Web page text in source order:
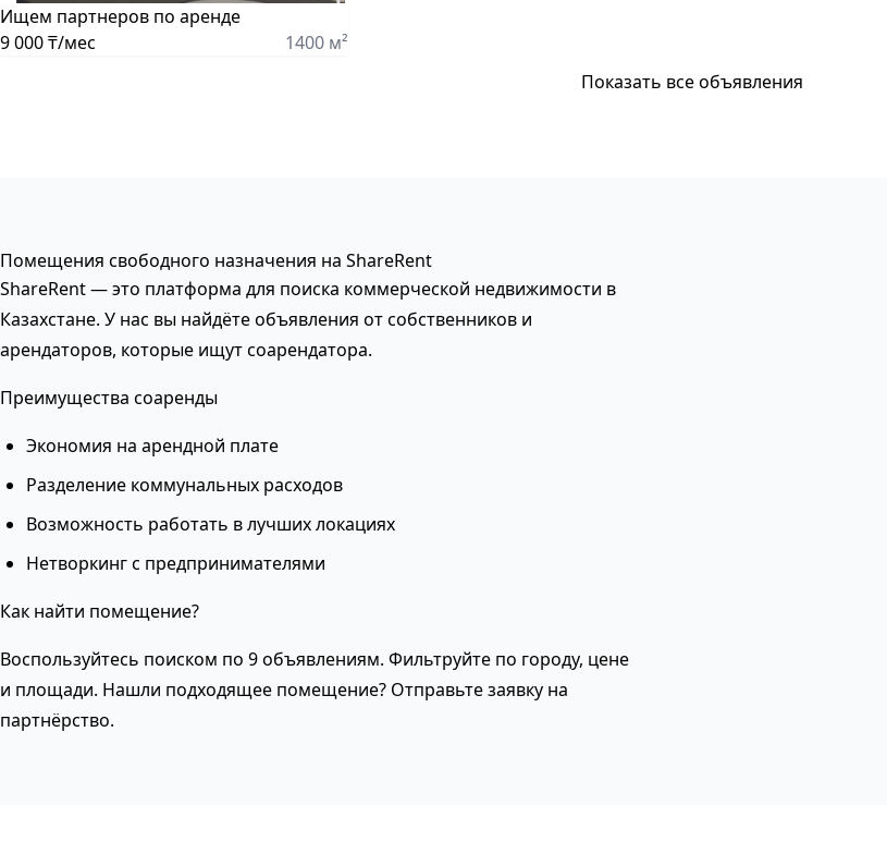
Ищем партнеров по аренде
9 000 ₸/мес
1400 м²
Показать все объявления
Помещения свободного назначения на ShareRent
ShareRent — это платформа для поиска коммерческой недвижимости в
Казахстане. У нас вы найдёте объявления от собственников и
арендаторов, которые ищут соарендатора.
Преимущества соаренды
Экономия на арендной плате
Разделение коммунальных расходов
Возможность работать в лучших локациях
Нетворкинг с предпринимателями
Как найти помещение?
Воспользуйтесь поиском по 9 объявлениям. Фильтруйте по городу, цене
и площади. Нашли подходящее помещение? Отправьте заявку на
партнёрство.